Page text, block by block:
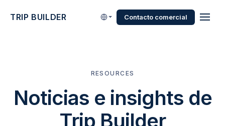
TRIP BUILDER Contacto comercial
RESOURCES
Noticias e insights de
Trip Builder